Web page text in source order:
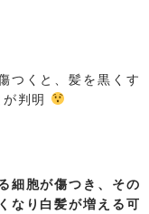
つくと、髪を黒くす
判明
細胞が傷つき、 その
なり白髪が増える可